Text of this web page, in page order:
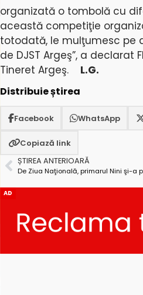
organizată o tombolă cu
această competiţie
totodată, le mulţumesc pe
de DJST Argeş”, a declarat
Tineret Argeş. L.G.
Distribuie știrea
Facebook WhatsApp
Copiază link
ȘTIREA ANTERIOARĂ
AD